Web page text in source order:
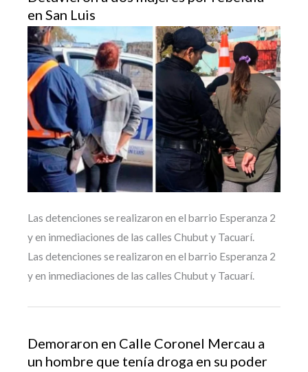
en San Luis
Las detenciones se realizaron en el barrio Esperanza 2
y en inmediaciones de las calles Chubut y Tacuarí.
Las detenciones se realizaron en el barrio Esperanza 2
y en inmediaciones de las calles Chubut y Tacuarí.
Demoraron en Calle Coronel Mercau a
un hombre que tenía droga en su poder